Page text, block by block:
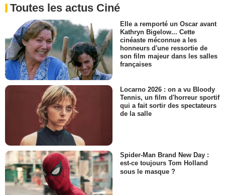
Toutes les actus Ciné
Elle a remporté un Oscar avant
Kathryn Bigelow... Cette
cinéaste méconnue a les
honneurs d'une ressortie de
son film majeur dans les salles
françaises
Locarno 2026 : on a vu Bloody
Tennis, un film d'horreur sportif
qui a fait sortir des spectateurs
de la salle
Spider-Man Brand New Day :
est-ce toujours Tom Holland
sous le masque ?